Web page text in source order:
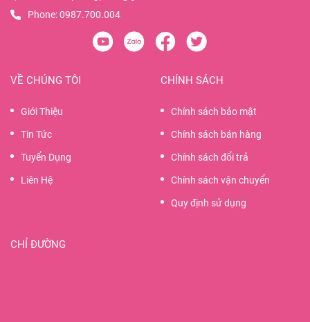
Phone:0987.700.004
VỀ CHÚNG TÔI
Giới Thiệu
Tin Tức
Tuyển Dụng
Liên Hệ
CHÍNH SÁCH
Chính sách bảo mật
Chính sách bán hàng
Chính sách đổi trả
Chính sách vận chuyển
Quy định sử dụng
CHỈ ĐƯỜNG